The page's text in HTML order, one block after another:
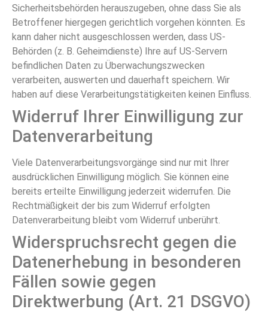
Sicherheitsbehörden herauszugeben, ohne dass Sie als
Betroffener hiergegen gerichtlich vorgehen könnten. Es
kann daher nicht ausgeschlossen werden, dass US-
Behörden (z. B. Geheimdienste) Ihre auf US-Servern
befindlichen Daten zu Überwachungszwecken
verarbeiten, auswerten und dauerhaft speichern. Wir
haben auf diese Verarbeitungstätigkeiten keinen Einfluss.
Widerruf Ihrer Einwilligung zur
Datenverarbeitung
Viele Datenverarbeitungsvorgänge sind nur mit Ihrer
ausdrücklichen Einwilligung möglich. Sie können eine
bereits erteilte Einwilligung jederzeit widerrufen. Die
Rechtmäßigkeit der bis zum Widerruf erfolgten
Datenverarbeitung bleibt vom Widerruf unberührt.
Widerspruchsrecht gegen die
Datenerhebung in besonderen
Fällen sowie gegen
Direktwerbung (Art. 21 DSGVO)